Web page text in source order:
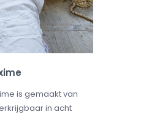
is gemaakt van
in acht